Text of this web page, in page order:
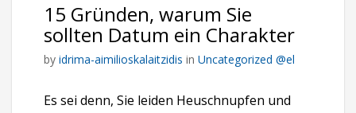
15 Gründen, warum Sie
sollten Datum ein Charakter
by idrima-aimilioskalaitzidis in Uncategorized @el
Es sei denn, Sie leiden Heuschnupfen und